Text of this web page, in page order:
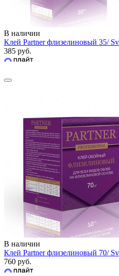
В наличии
Клей Partner флизелиновый 35/
385 руб.
В наличии
Клей Partner флизелиновый 70/
760 руб.